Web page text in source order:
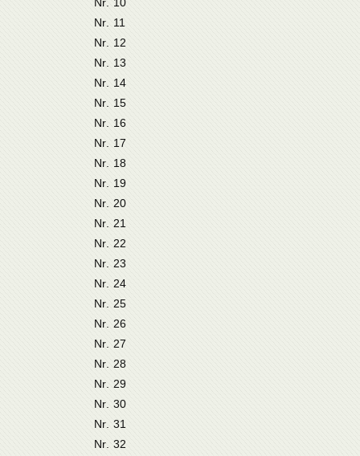
Nr. 11
Nr. 12
Nr. 13
Nr. 14
Nr. 15
Nr. 16
Nr. 17
Nr. 18
Nr. 19
Nr. 20
Nr. 21
Nr. 22
Nr. 23
Nr. 24
Nr. 25
Nr. 26
Nr. 27
Nr. 28
Nr. 29
Nr. 30
Nr. 31
Nr. 32